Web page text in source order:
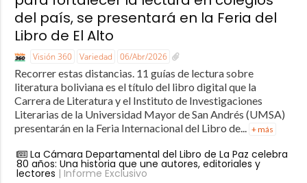
del país, se presentará en la Feria del
Libro de El Alto
Visión 360 Variedad 06/Abr/2026
Recorrer estas distancias. 11 guías de lectura sobre
literatura boliviana es el título del libro digital que la
Carrera de Literatura y el Instituto de Investigaciones
Literarias de la Universidad Mayor de San Andrés (UMSA)
presentarán en la Feria Internacional del Libro de... + más
La Cámara Departamental del Libro de La Paz celebra
80 años: Una historia que une autores, editoriales y
lectores | Informe Exclusivo